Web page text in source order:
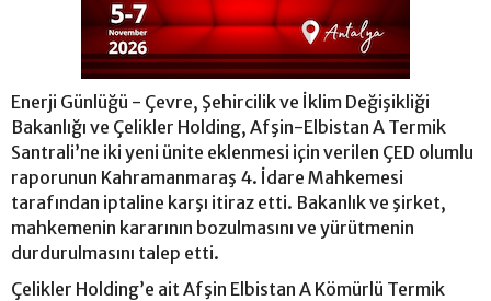
Enerji Günlüğü - Çevre, Şehircilik ve İklim Değişikliği
Bakanlığı ve Çelikler Holding, Afşin-Elbistan A Termik
Santrali’ne iki yeni ünite eklenmesi için verilen ÇED olumlu
raporunun Kahramanmaraş 4. İdare Mahkemesi
tarafından iptaline karşı itiraz etti. Bakanlık ve şirket,
mahkemenin kararının bozulmasını ve yürütmenin
durdurulmasını talep etti.
Çelikler Holding’e ait Afşin Elbistan A Kömürlü Termik